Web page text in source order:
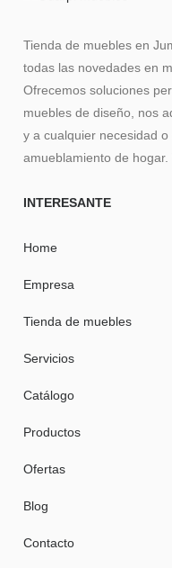
Tienda de muebles en
todas las novedades en
Ofrecemos soluciones
muebles de diseño, nos
y a cualquier necesidad
amueblamiento de
INTERESANTE
Home
Empresa
Tienda de muebles
Servicios
Catálogo
Productos
Ofertas
Blog
Contacto